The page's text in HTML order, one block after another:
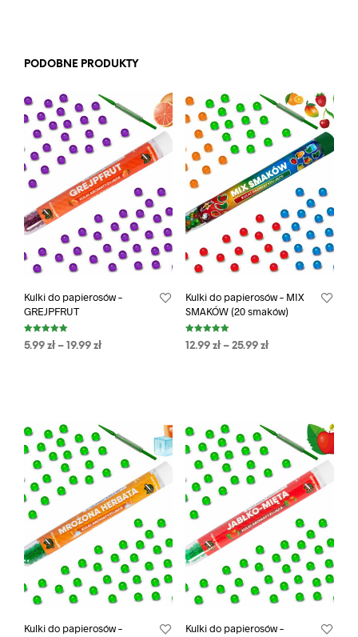
PODOBNE PRODUKTY
Kulki do papierosów –
GREJPFRUT
Oceniono
5.00
5.99 zł– 19.99 zł
Kulki do papierosów – MIX
SMAKÓW (20 smaków)
Oceniono
5.00
12.99 zł– 25.99 zł
Kulki do papierosów –
Kulki do papierosów –